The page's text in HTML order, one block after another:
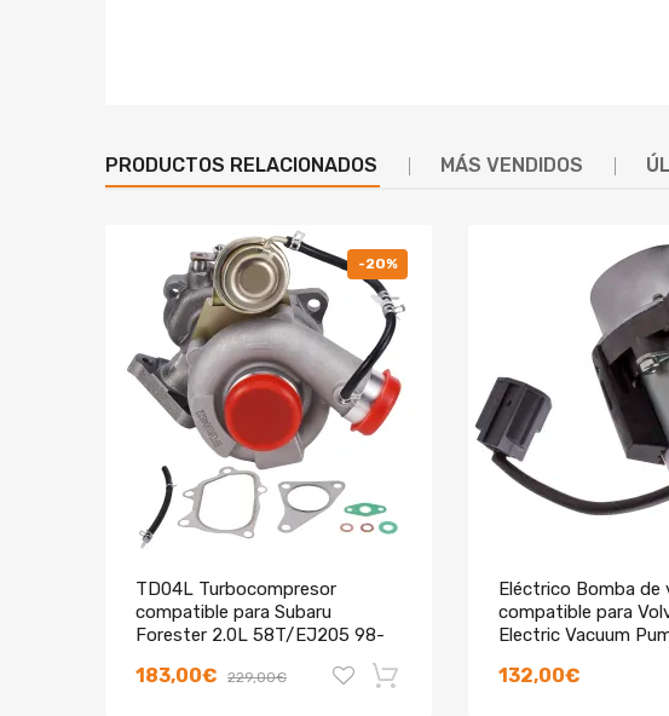
PRODUCTOS RELACIONADOS MÁS VENDIDOS
-20%
TD04L Turbocompresor
compatible para Subaru
Forester 2.0L 58T/EJ205 98-
183,00€ 229,00€
Eléctrico Bomba de
compatible para
Electric Vacuum
132,00€